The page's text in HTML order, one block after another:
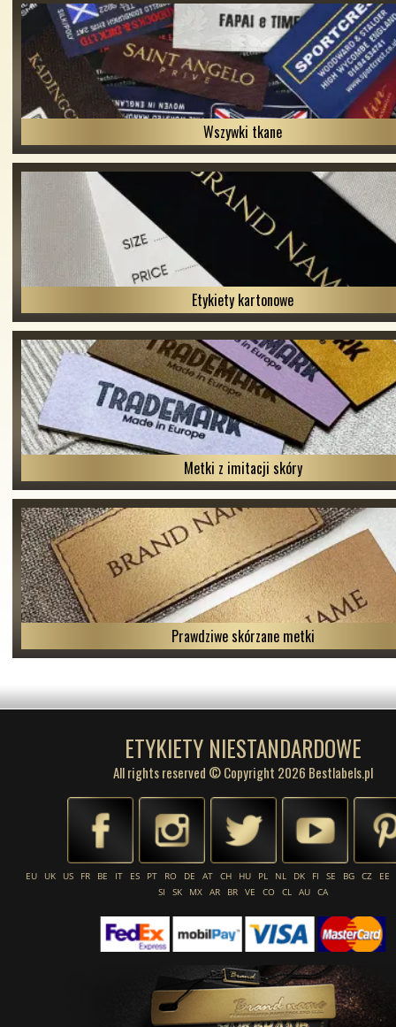
Wszywki tkane
Etykiety kartonowe
Metki z imitacji skóry
Prawdziwe skórzane metki
ETYKIETY NIESTANDARDOWE
All rights reserved © Copyright 2026 Bestlabels.pl
EU UK US FR BE IT ES PT RO DE AT CH HU PL NL DK FI SE BG CZ
EE
SI
SK MX AR BR VE CO CL AU CA